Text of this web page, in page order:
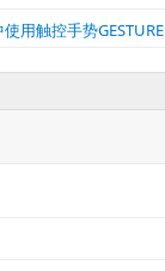
用触控手势GESTURE